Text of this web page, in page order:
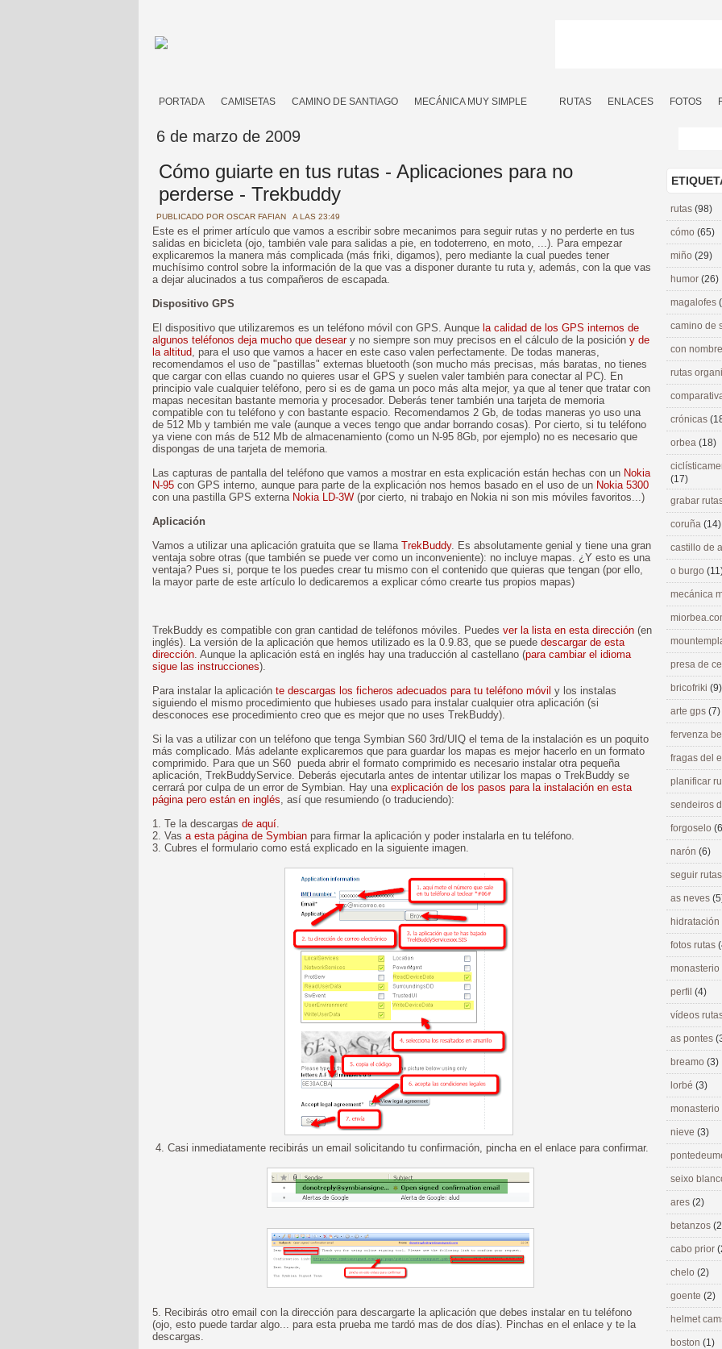
PORTADA CAMISETAS CAMINO DE SANTIAGO MECÁNICA MUY SIMPLE RUTAS ENLACES FOTOS
6 de marzo de 2009
Cómo guiarte en tus rutas - Aplicaciones para no
perderse - Trekbuddy
PUBLICADO POR OSCAR FAFIAN A LAS 23:49
Este es el primer artículo que vamos a escribir sobre mecanimos para seguir rutas y no perderte en tus
salidas en bicicleta (ojo, también vale para salidas a pie, en todoterreno, en moto, ...). Para empezar
explicaremos la manera más complicada (más friki, digamos), pero mediante la cual puedes tener
muchísimo control sobre la información de la que vas a disponer durante tu ruta y, además, con la que vas
a dejar alucinados a tus compañeros de escapada.
Dispositivo GPS
El dispositivo que utilizaremos es un teléfono móvil con GPS. Aunque la calidad de los GPS internos de
algunos teléfonos deja mucho que deseary no siempre son muy precisos en el cálculo de la posición y de
la altitud, para el uso que vamos a hacer en este caso valen perfectamente. De todas maneras,
recomendamos el uso de "pastillas" externas bluetooth (son mucho más precisas, más baratas, no tienes
que cargar con ellas cuando no quieres usar el GPS y suelen valer también para conectar al PC). En
principio vale cualquier teléfono, pero si es de gama un poco más alta mejor, ya que al tener que tratar con
mapas necesitan bastante memoria y procesador. Deberás tener también una tarjeta de memoria
compatible con tu teléfono y con bastante espacio. Recomendamos 2 Gb, de todas maneras yo uso una
de 512 Mb y también me vale (aunque a veces tengo que andar borrando cosas). Por cierto, si tu teléfono
ya viene con más de 512 Mb de almacenamiento (como un N-95 8Gb, por ejemplo) no es necesario que
dispongas de una tarjeta de memoria.
Las capturas de pantalla del teléfono que vamos a mostrar en esta explicación están hechas con un Nokia
N-95 con GPS interno, aunque para parte de la explicación nos hemos basado en el uso de un Nokia 5300
con una pastilla GPS externa Nokia LD-3W (por cierto, ni trabajo en Nokia ni son mis móviles favoritos...)
Aplicación
Vamos a utilizar una aplicación gratuita que se llama TrekBuddy. Es absolutamente genial y tiene una gran
ventaja sobre otras (que también se puede ver como un inconveniente): no incluye mapas. ¿Y esto es una
ventaja? Pues si, porque te los puedes crear tu mismo con el contenido que quieras que tengan (por ello,
la mayor parte de este artículo lo dedicaremos a explicar cómo crearte tus propios mapas)
TrekBuddy es compatible con gran cantidad de teléfonos móviles. Puedes ver la lista en esta dirección (en
inglés). La versión de la aplicación que hemos utilizado es la 0.9.83, que se puede descargar de esta
dirección. Aunque la aplicación está en inglés hay una traducción al castellano (para cambiar el idioma
sigue las instrucciones).
Para instalar la aplicación te descargas los ficheros adecuados para tu teléfono móvil y los instalas
siguiendo el mismo procedimiento que hubieses usado para instalar cualquier otra aplicación (si
desconoces ese procedimiento creo que es mejor que no uses TrekBuddy).
Si la vas a utilizar con un teléfono que tenga Symbian S60 3rd/UIQ el tema de la instalación es un poquito
más complicado. Más adelante explicaremos que para guardar los mapas es mejor hacerlo en un formato
comprimido. Para que un S60 pueda abrir el formato comprimido es necesario instalar otra pequeña
aplicación, TrekBuddyService. Deberás ejecutarla antes de intentar utilizar los mapas o TrekBuddy se
cerrará por culpa de un error de Symbian. Hay una explicación de los pasos para la instalación en esta
página pero están en inglés, así que resumiendo (o traduciendo):
1. Te la descargas de aquí.
2. Vas a esta página de Symbian para firmar la aplicación y poder instalarla en tu teléfono.
3. Cubres el formulario como está explicado en la siguiente imagen.
4. Casi inmediatamente recibirás un email solicitando tu confirmación, pincha en el enlace para confirmar.
5. Recibirás otro email con la dirección para descargarte la aplicación que debes instalar en tu teléfono
(ojo, esto puede tardar algo... para esta prueba me tardó mas de dos días). Pinchas en el enlace y te la
descargas.
rutas (98)
cómo (65)
miño (29)
humor (26)
magalofes
camino de
con
rutas
crónicas
orbea (18)
(17)
grabar
coruña (14)
castillo de
o burgo
mecánica
presa de
bricofriki (9)
arte gps (7)
fervenza
fragas del
planificar
sendeiros
forgoselo
narón (6)
seguir
as neves
hidratación
fotos rutas
perfil (4)
vídeos
as pontes
breamo (3)
lorbé (3)
nieve (3)
seixo
ares (2)
betanzos
cabo prior
chelo (2)
goente (2)
helmet
boston (1)